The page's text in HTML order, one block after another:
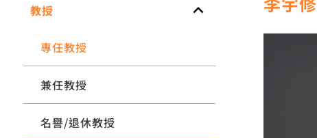
教授 keyboard_arrow_up
專任教授
兼任教授
名譽/退休教授